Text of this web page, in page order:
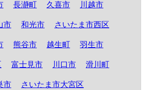
長瀞町 久喜市 川越市
市 和光市 さいたま市西区
熊谷市 越生町 羽生市
富士見市 川口市 滑川町
市 さいたま市大宮区